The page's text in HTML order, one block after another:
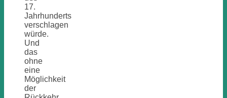
17.
Jahrhunderts
verschlagen
würde.
Und
das
ohne
eine
Möglichkeit
der